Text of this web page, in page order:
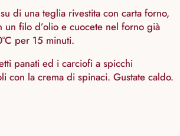
di una teglia rivestita con carta forno,
un filo d’olio e cuocete nel forno già
per 15 minuti.
panati ed i carciofi a spicchi
con la crema di spinaci. Gustate caldo.